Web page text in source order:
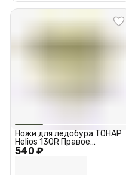
540 ₽
Ножи для ледобура ТОНАР
Helios 130R Правое
вращение (по часовой